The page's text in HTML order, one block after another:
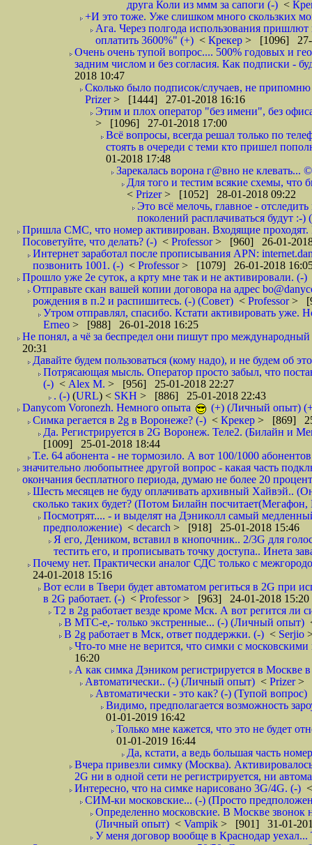
друга Коли из ммм за сапоги (-) <
+И это тоже. Уже слишком много скользких
Ага. Через полгода использования
оплатить 3600%" (+) < Крекер > [1096] 27-
Очень очень тупой вопрос.... 500% годовых и
задним числом и без согласия. Как подписки -
2018 10:47
Сколько было подписок/случаев, не
Prizer> [1444] 27-01-2018 16:16
Этим и плох оператор "без имени", без
> [1096] 27-01-2018 17:00
Всё вопросы, всегда решал только по
стоять в очереди с теми кто пришел
01-2018 17:48
Зарекалась ворона г@вно не клевать...
Для того и тестим всякие схемы, что
< Prizer> [1052] 28-01-2018 09:22
Это всё мелочь, главное -
поколений расплачиваться будут :-)
Пришла СМС, что номер активирован. Входящие проходят.
Посоветуйте, что делать? (-) < Professor> [960] 26-01-
Интернет заработал после прописывания APN:
позвонить 1001. (-) < Professor> [1079] 26-01-2018
Прошло уже 2е суток, а крту мне так и не активировали. (-)
Отправьте скан вашей копии договора на адрес
рождения в п.2 и распишитесь. (-) (Совет) < Professor>
Утром отправлял, спасибо. Кстати активировать уже.
Erneo > [988] 26-01-2018 16:25
Не понял, а чё за беспредел они пишут про
20:31
Давайте будем пользоваться (кому надо), и не будем об
Потрясающая мысль. Оператор просто забыл, что
(-) < Alex M. > [956] 25-01-2018 22:27
. (-) (URL) < SKH > [886] 25-01-2018 22:43
Danycom Voronezh. Немного опыта
(+) (Личный опыт)
Симка регается в 2g в Воронеже? (-) < Крекер > [869]
Да. Регистрируется в 2G Воронеж. Теле2. (Билайн и
[1009] 25-01-2018 18:44
Т.е. 64 абонента - не тормозило. А вот 100/1000
значительно любопытнее другой вопрос - какая часть
окончания бесплатного периода, думаю не более 20
Шесть месяцев не буду оплачивать архивный Хайвэй..
сколько таких будет? (Потом Билайн
Посмотрят.... - и выделят на Дэниколл самый
предположение) < decarch > [918] 25-01-2018 15:46
Я его, Деником, вставил в кнопочник.. 2/3G для
тестить его, и прописывать точку доступа.. Инета
Почему нет. Практически аналог СДС только с
24-01-2018 15:16
Вот если в Твери будет автоматом региться в 2G при
в 2G работает. (-) < Professor> [963] 24-01-2018 15:20
T2 в 2g работает везде кроме Мск. А вот регится
В МТС-е,- только экстренные... (-) (Личный опыт)
В 2g работает в Мск, ответ поддержки. (-) < Serjio
Что-то мне не верится, что симки с
16:20
А как симка Дэником регистрируется в Москве
Автоматически.. (-) (Личный опыт) < Prizer>
Автоматически - это как? (-) (Тупой вопрос)
Видимо, предполагается возможность
01-01-2019 16:42
Только мне кажется, что это не будет
01-01-2019 16:44
Да, кстати, а ведь большая часть
Вчера привезли симку (Москва).
2G ни в одной сети не регистрируется, ни
Интересно, что на симке нарисовано 3G/4G. (-)
СИМ-ки московские... (-) (Просто
Определенно московские. В Москве звонок
(Личный опыт) < Vampik > [901] 31-01-
У меня договор вообще в Краснодар